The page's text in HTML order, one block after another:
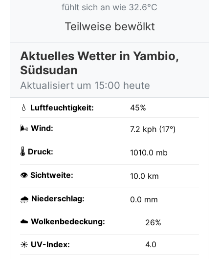
fühlt sich an wie 32.6°C
Teilweise bewölkt
Aktuelles Wetter in Yambio,
Südsudan
Aktualisiert um 15:00 heute
💧 Luftfeuchtigkeit: 45%
🌬️ Wind: 7.2 kph (17°)
🌡️ Druck: 1010.0 mb
👁️ Sichtweite: 10.0 km
🌧️ Niederschlag: 0.0 mm
☁️ Wolkenbedeckung: 26%
☀️ UV-Index: 4.0